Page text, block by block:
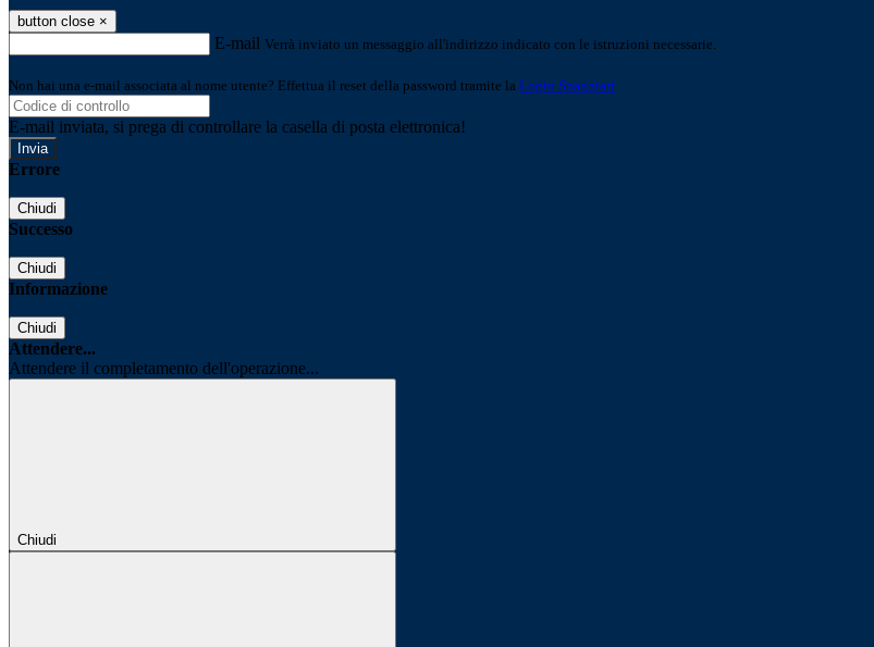
button close ×
E-mail Verrà inviato un messaggio all'indirizzo indicato con le istruzioni necessarie.
Non hai una e-mail associata al nome utente? Effettua il reset della password tramite la Login Spaggiari
E-mail inviata, si prega di controllare la casella di posta elettronica!
Errore
Chiudi
Successo
Chiudi
Informazione
Chiudi
Attendere...
Attendere il completamento dell'operazione...
Chiudi